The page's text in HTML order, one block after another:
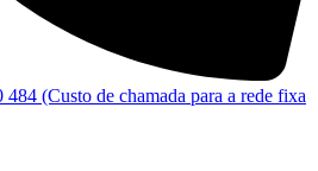
(Custo de chamada para a rede fixa